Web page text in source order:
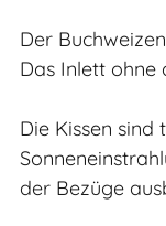
Der
Das Inlett ohne
Die Kissen
der Bezüge